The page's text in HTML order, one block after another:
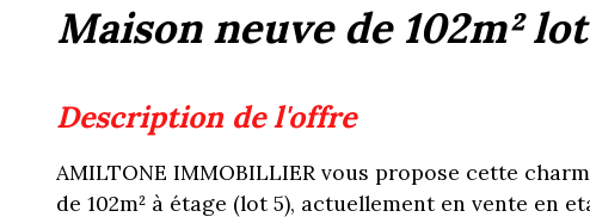
maison neuve de 102m²
description de l'offre
AMILTONE IMMOBILLIER vous propose cette
de 102m² à étage (lot 5), actuellement en vente en